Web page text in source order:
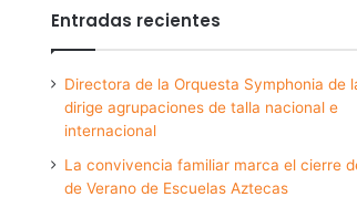
Entradas recientes
Directora de la Orquesta Symphonia de
dirige agrupaciones de talla nacional e
internacional
La convivencia familiar marca el cierre
de Verano de Escuelas Aztecas